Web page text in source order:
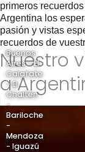
primeros
Argentina los
pasión y vistas
recuerdos de
Nuestro
a
Buenos
Aires - El
Calafate
- El
Chaltén
-
Bariloche
-
Mendoza
- Iguazú